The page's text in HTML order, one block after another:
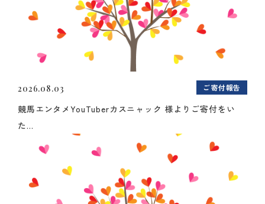
2026.08.03 ご寄付報告
競馬エンタメYouTuberカスニャック 様よりご寄付をい
た...